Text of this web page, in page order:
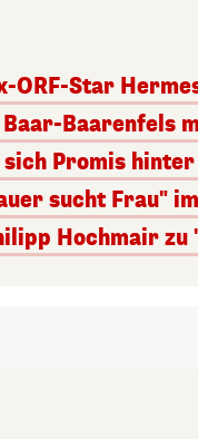
ORF-Star
Baar-Baarenfels
Promis hinter
sucht Frau"
Hochmair